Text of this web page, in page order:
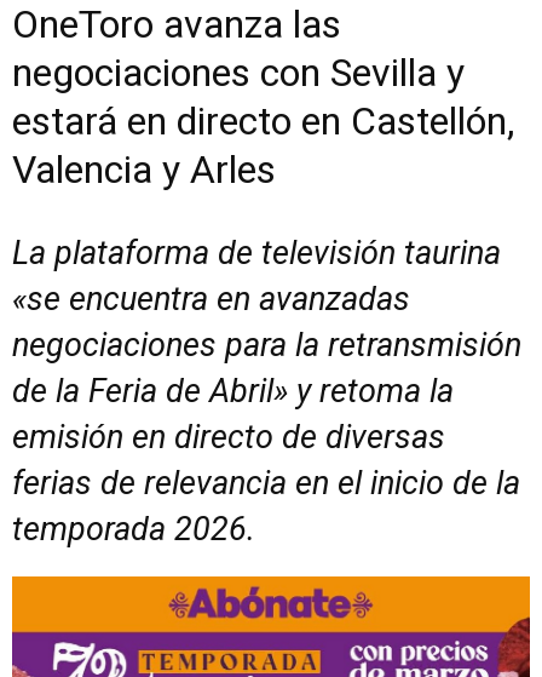
OneToro avanza las
negociaciones con Sevilla y
estará en directo en Castellón,
Valencia y Arles
La plataforma de televisión taurina
«se encuentra en avanzadas
negociaciones para la retransmisión
de la Feria de Abril» y retoma la
emisión en directo de diversas
ferias de relevancia en el inicio de la
temporada 2026.